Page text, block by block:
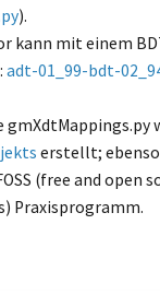
).
kann mit einem
adt-01_99-bdt-
gmXdtMappings.py
erstellt;
(free and open
Praxisprogramm.